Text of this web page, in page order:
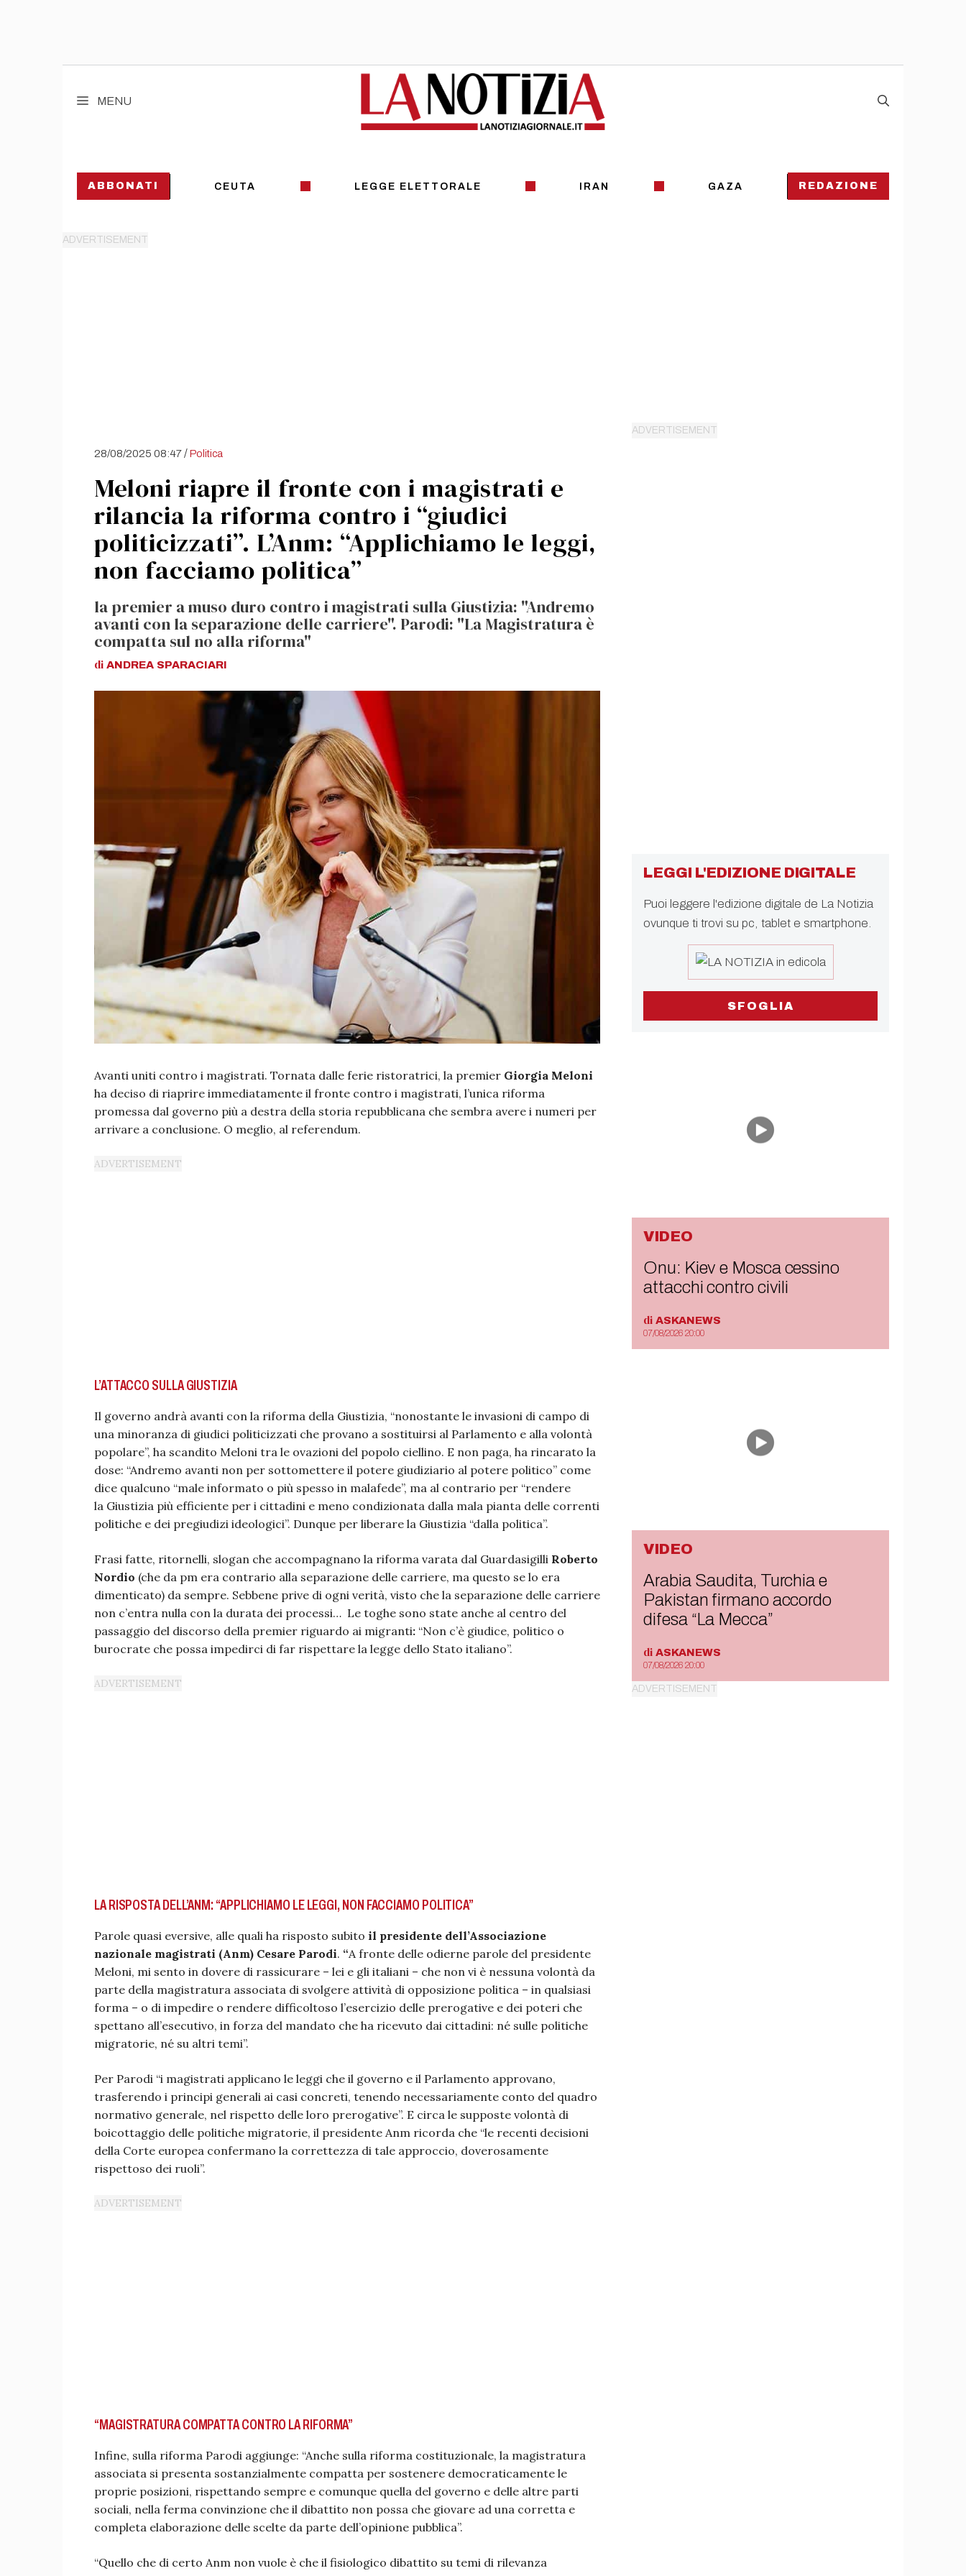
MENU
ABBONATI CEUTA LEGGE ELETTORALE IRAN GAZA REDAZIONE
28/08/2025 08:47/Politica
Meloni riapre il fronte con i magistrati e
rilancia la riforma contro i “giudici
politicizzati”. L’Anm: “Applichiamo le leggi,
non facciamo politica”
la premier a muso duro contro i magistrati sulla Giustizia: "Andremo
avanti con la separazione delle carriere". Parodi: "La Magistratura è
compatta sul no alla riforma"
di ANDREA SPARACIARI
Avanti uniti contro i magistrati. Tornata dalle ferie ristoratrici, la premier Giorgia Meloni
ha deciso di riaprire immediatamente il fronte contro i magistrati, l’unica riforma
promessa dal governo più a destra della storia repubblicana che sembra avere i numeri per
arrivare a conclusione. O meglio, al referendum.
L’ATTACCO SULLA GIUSTIZIA
Il governo andrà avanti con la riforma della Giustizia, “nonostante le invasioni di campo di
una minoranza di giudici politicizzati che provano a sostituirsi al Parlamento e alla volontà
popolare”, ha scandito Meloni tra le ovazioni del popolo ciellino. E non paga, ha rincarato la
dose: “Andremo avanti non per sottomettere il potere giudiziario al potere politico” come
dice qualcuno “male informato o più spesso in malafede”, ma al contrario per “rendere
la Giustizia più efficiente per i cittadini e meno condizionata dalla mala pianta delle correnti
politiche e dei pregiudizi ideologici”. Dunque per liberare la Giustizia “dalla politica”.
Frasi fatte, ritornelli, slogan che accompagnano la riforma varata dal Guardasigilli Roberto
Nordio (che da pm era contrario alla separazione delle carriere, ma questo se lo era
dimenticato) da sempre. Sebbene prive di ogni verità, visto che la separazione delle carriere
non c’entra nulla con la durata dei processi… Le toghe sono state anche al centro del
passaggio del discorso della premier riguardo ai migranti: “Non c’è giudice, politico o
burocrate che possa impedirci di far rispettare la legge dello Stato italiano”.
LA RISPOSTA DELL’ANM: “APPLICHIAMO LE LEGGI, NON FACCIAMO POLITICA”
Parole quasi eversive, alle quali ha risposto subito il presidente dell’Associazione
nazionale magistrati (Anm) Cesare Parodi. “A fronte delle odierne parole del presidente
Meloni, mi sento in dovere di rassicurare – lei e gli italiani – che non vi è nessuna volontà da
parte della magistratura associata di svolgere attività di opposizione politica – in qualsiasi
forma – o di impedire o rendere difficoltoso l’esercizio delle prerogative e dei poteri che
spettano all’esecutivo, in forza del mandato che ha ricevuto dai cittadini: né sulle politiche
migratorie, né su altri temi”.
Per Parodi “i magistrati applicano le leggi che il governo e il Parlamento approvano,
trasferendo i principi generali ai casi concreti, tenendo necessariamente conto del quadro
normativo generale, nel rispetto delle loro prerogative”. E circa le supposte volontà di
boicottaggio delle politiche migratorie, il presidente Anm ricorda che “le recenti decisioni
della Corte europea confermano la correttezza di tale approccio, doverosamente
rispettoso dei ruoli”.
“MAGISTRATURA COMPATTA CONTRO LA RIFORMA”
Infine, sulla riforma Parodi aggiunge: “Anche sulla riforma costituzionale, la magistratura
associata si presenta sostanzialmente compatta per sostenere democraticamente le
proprie posizioni, rispettando sempre e comunque quella del governo e delle altre parti
sociali, nella ferma convinzione che il dibattito non possa che giovare ad una corretta e
completa elaborazione delle scelte da parte dell’opinione pubblica”.
“Quello che di certo Anm non vuole è che il fisiologico dibattito su temi di rilevanza
LEGGI L'EDIZIONE DIGITALE
Puoi leggere l'edizione digitale de La Notizia
ovunque ti trovi su pc, tablet e smartphone.
SFOGLIA
VIDEO
Onu: Kiev e Mosca cessino
attacchi contro civili
di ASKANEWS
07/08/2026 20:00
VIDEO
Arabia Saudita, Turchia e
Pakistan firmano accordo
difesa “La Mecca”
di ASKANEWS
07/08/2026 20:00